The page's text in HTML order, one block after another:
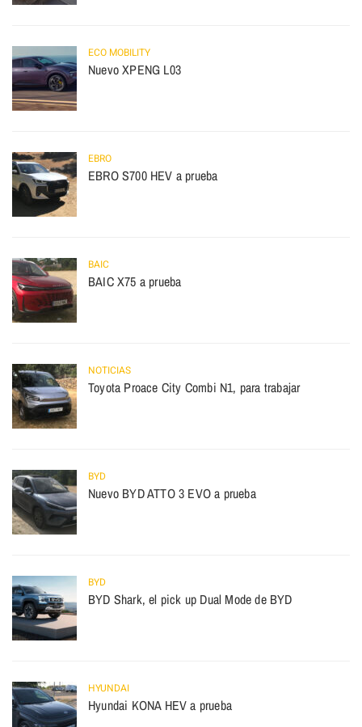
ECO MOBILITY
Nuevo XPENG L03
EBRO
EBRO S700 HEV a prueba
BAIC
BAIC X75 a prueba
NOTICIAS
Toyota Proace City Combi N1, para trabajar
BYD
Nuevo BYD ATTO 3 EVO a prueba
BYD
BYD Shark, el pick up Dual Mode de BYD
HYUNDAI
Hyundai KONA HEV a prueba